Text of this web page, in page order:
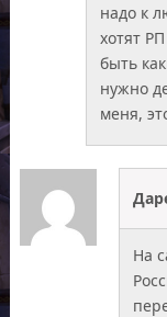
надо к
хотят
быть
нужно
меня,
На